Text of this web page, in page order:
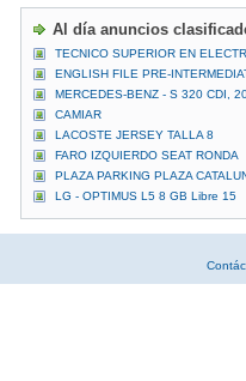
Al día anuncios
TECNICO SUPERIOR EN
ENGLISH FILE PRE-
MERCEDES-BENZ - S 320 CDI,
CAMIAR
LACOSTE JERSEY TALLA 8
FARO IZQUIERDO SEAT RONDA
PLAZA PARKING PLAZA
LG - OPTIMUS L5 8 GB Libre 15